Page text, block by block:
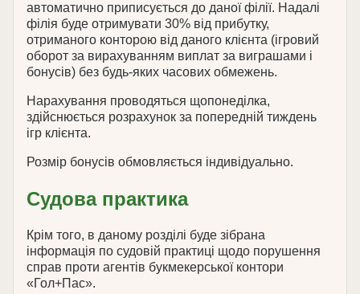
автоматично приписується до даної філії. Надалі
філія буде отримувати 30% від прибутку,
отриманого конторою від даного клієнта (ігровий
оборот за вирахуванням виплат за виграшами і
бонусів) без будь-яких часових обмежень.
Нарахування проводяться щопонеділка,
здійснюється розрахунок за попередній тиждень
ігр клієнта.
Розмір бонусів обмовляється індивідуально.
Судова практика
Крім того, в даному розділі буде зібрана
інформація по судовій практиці щодо порушення
справ проти агентів букмекерської контори
«Гол+Пас».